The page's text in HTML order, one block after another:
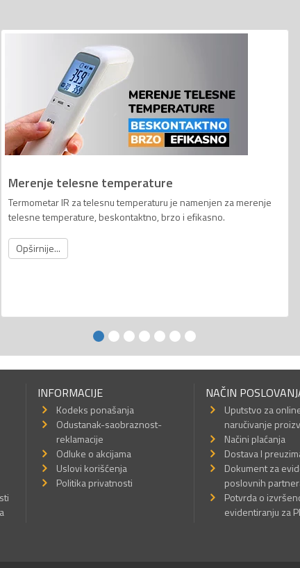
Merenje telesne temperature
Termometar IR za telesnu temperaturu je namenjen za merenje
telesne temperature, beskontaktno, brzo i efikasno.
Opširnije...
INFORMACIJE
Kodeks ponašanja
Odustanak-saobraznost-
reklamacije
Odluke o akcijama
Uslovi korišćenja
Politika privatnosti
NAČIN
Uputstvo za
naručivanje
Načini plaćanja
Dostava I
Dokument za
poslovnih
Potvrda o
evidentiranju za